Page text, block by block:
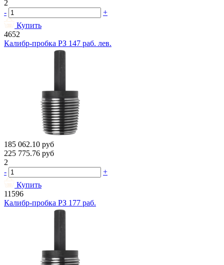
2
-
+
Купить
4652
Калибр-пробка РЗ 147 раб. лев.
185 062.10 руб
225 775.76 руб
2
-
+
Купить
11596
Калибр-пробка РЗ 177 раб.